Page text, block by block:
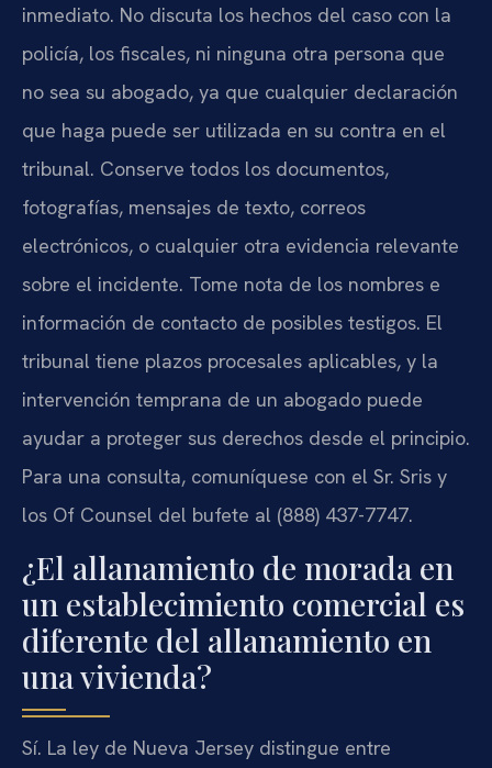
inmediato. No discuta los hechos del caso con la
policía, los fiscales, ni ninguna otra persona que
no sea su abogado, ya que cualquier declaración
que haga puede ser utilizada en su contra en el
tribunal. Conserve todos los documentos,
fotografías, mensajes de texto, correos
electrónicos, o cualquier otra evidencia relevante
sobre el incidente. Tome nota de los nombres e
información de contacto de posibles testigos. El
tribunal tiene plazos procesales aplicables, y la
intervención temprana de un abogado puede
ayudar a proteger sus derechos desde el principio.
Para una consulta, comuníquese con el Sr. Sris y
los Of Counsel del bufete al (888) 437-7747.
¿El allanamiento de morada en
un establecimiento comercial es
diferente del allanamiento en
una vivienda?
Sí. La ley de Nueva Jersey distingue entre